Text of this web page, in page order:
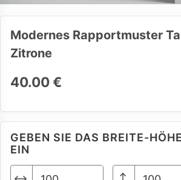
Modernes Rapportmuster
Zitrone
40.00 €
GEBEN SIE DAS BREITE-
EIN